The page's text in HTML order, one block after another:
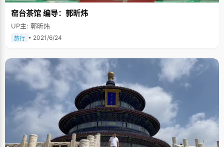
窑台茶馆 编导：郭昕炜
UP主: 郭昕炜
旅行 • 2021/6/24